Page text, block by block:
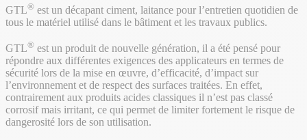
GTL® est un décapant ciment, laitance pour l’entretien quotidien de
tous le matériel utilisé dans le bâtiment et les travaux publics.
GTL® est un produit de nouvelle génération, il a été pensé pour
répondre aux différentes exigences des applicateurs en termes de
sécurité lors de la mise en œuvre, d’efficacité, d’impact sur
l’environnement et de respect des surfaces traitées. En effet,
contrairement aux produits acides classiques il n’est pas classé
corrosif mais irritant, ce qui permet de limiter fortement le risque de
dangerosité lors de son utilisation.